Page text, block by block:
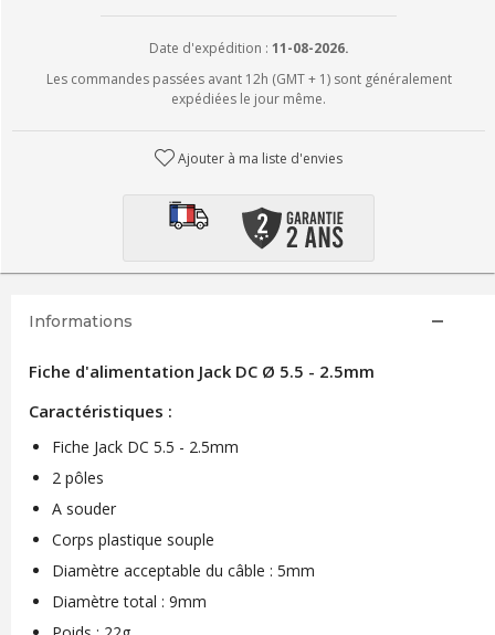
Date d'expédition : 11-08-2026.
Les commandes passées avant 12h (GMT + 1) sont généralement
expédiées le jour même.
Ajouter à ma liste d'envies
Informations
Fiche d'alimentation Jack DC Ø 5.5 - 2.5mm
Caractéristiques :
Fiche Jack DC 5.5 - 2.5mm
2 pôles
A souder
Corps plastique souple
Diamètre acceptable du câble : 5mm
Diamètre total : 9mm